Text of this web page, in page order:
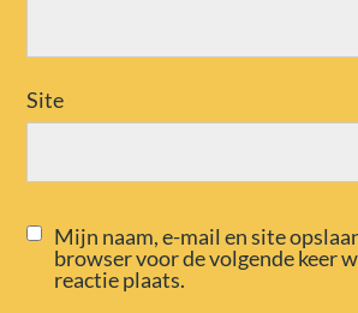
Site
Mijn naam, e-mail en site
browser voor de volgende keer
reactie plaats.